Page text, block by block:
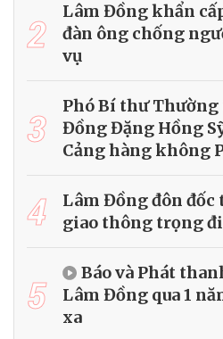
2
Lâm Đồng khẩn
đàn ông chống
vụ
3
Phó Bí thư
Đồng Đặng Hồng
Cảng hàng không
4
Lâm Đồng đôn đốc
giao thông trọng
5
Báo và Phát
Lâm Đồng qua 1
xa